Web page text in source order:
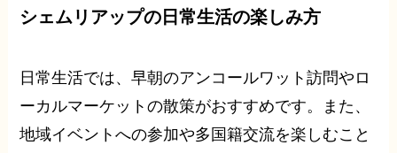
シェムリアップの日常生活の楽しみ方
日常生活では、早朝のアンコールワット訪問やロ
ーカルマーケットの散策がおすすめです。また、
地域イベントへの参加や多国籍交流を楽しむこと